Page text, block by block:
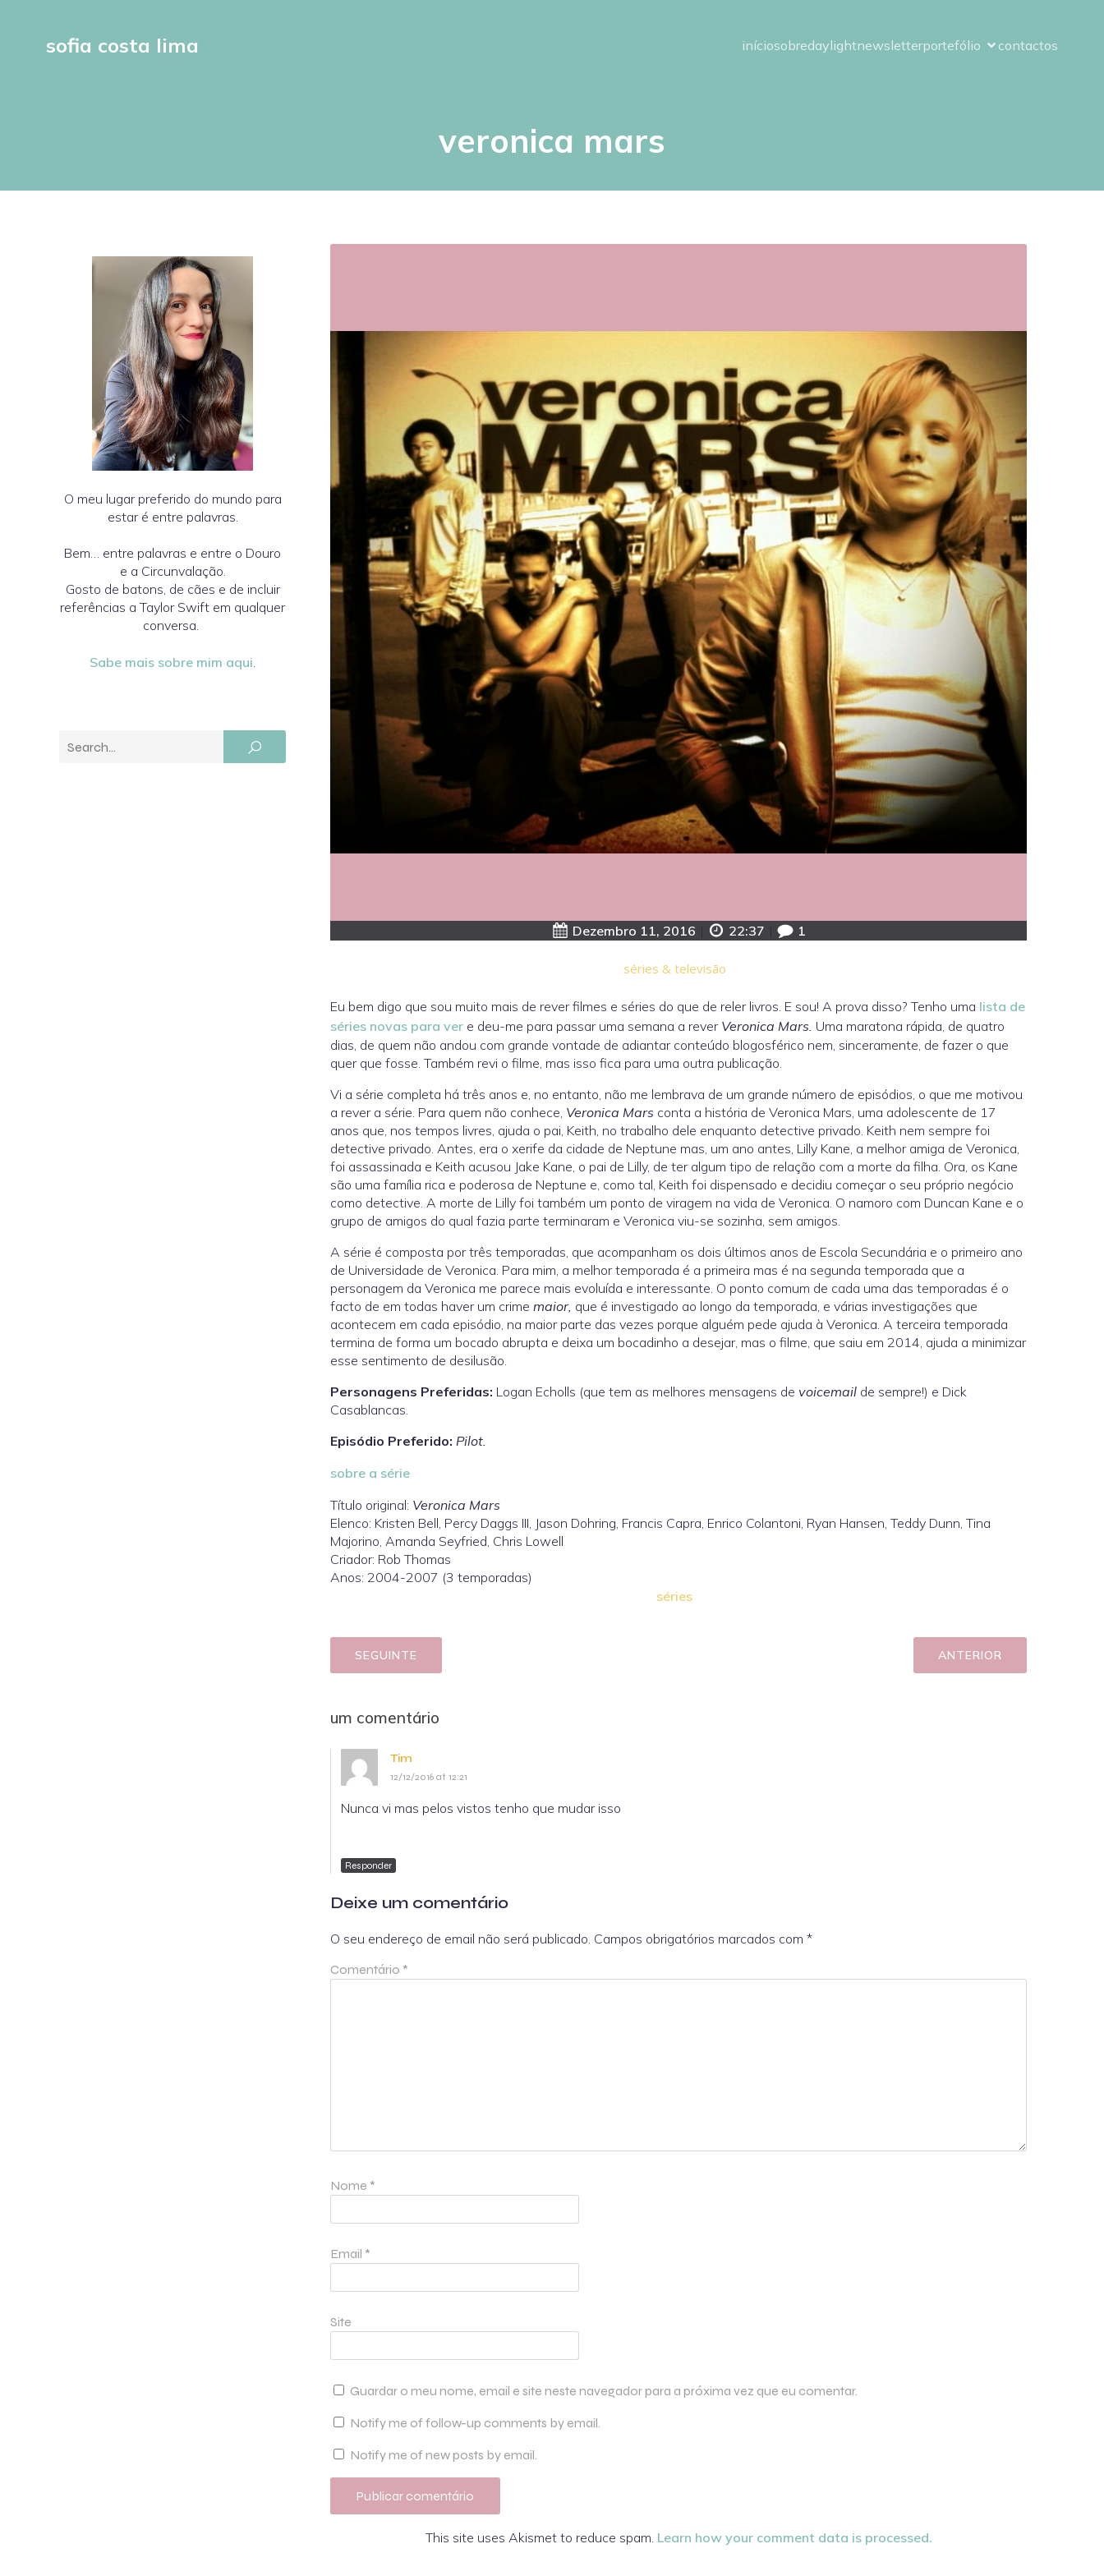
sofia costa lima iníciosobredaylightnewsletterportefólio contactos
veronica mars
O meu lugar preferido do mundo para
estar é entre palavras.
Bem… entre palavras e entre o Douro
e a Circunvalação.
Gosto de batons, de cães e de incluir
referências a Taylor Swift em qualquer
conversa.
Sabe mais sobre mim aqui.
Dezembro 11, 2016 22:37 1
séries & televisão
Eu bem digo que sou muito mais de rever filmes e séries do que de reler livros. E sou! A prova disso? Tenho uma lista de
séries novas para ver e deu-me para passar uma semana a rever Veronica Mars. Uma maratona rápida, de quatro
dias, de quem não andou com grande vontade de adiantar conteúdo blogosférico nem, sinceramente, de fazer o que
quer que fosse. Também revi o filme, mas isso fica para uma outra publicação.
Vi a série completa há três anos e, no entanto, não me lembrava de um grande número de episódios, o que me motivou
a rever a série. Para quem não conhece, Veronica Mars conta a história de Veronica Mars, uma adolescente de 17
anos que, nos tempos livres, ajuda o pai, Keith, no trabalho dele enquanto detective privado. Keith nem sempre foi
detective privado. Antes, era o xerife da cidade de Neptune mas, um ano antes, Lilly Kane, a melhor amiga de Veronica,
foi assassinada e Keith acusou Jake Kane, o pai de Lilly, de ter algum tipo de relação com a morte da filha. Ora, os Kane
são uma família rica e poderosa de Neptune e, como tal, Keith foi dispensado e decidiu começar o seu próprio negócio
como detective. A morte de Lilly foi também um ponto de viragem na vida de Veronica. O namoro com Duncan Kane e o
grupo de amigos do qual fazia parte terminaram e Veronica viu-se sozinha, sem amigos.
A série é composta por três temporadas, que acompanham os dois últimos anos de Escola Secundária e o primeiro ano
de Universidade de Veronica. Para mim, a melhor temporada é a primeira mas é na segunda temporada que a
personagem da Veronica me parece mais evoluída e interessante. O ponto comum de cada uma das temporadas é o
facto de em todas haver um crime maior, que é investigado ao longo da temporada, e várias investigações que
acontecem em cada episódio, na maior parte das vezes porque alguém pede ajuda à Veronica. A terceira temporada
termina de forma um bocado abrupta e deixa um bocadinho a desejar, mas o filme, que saiu em 2014, ajuda a minimizar
esse sentimento de desilusão.
Personagens Preferidas: Logan Echolls (que tem as melhores mensagens de voicemail de sempre!) e Dick
Casablancas.
Episódio Preferido: Pilot.
sobre a série
Título original: Veronica Mars
Elenco: Kristen Bell, Percy Daggs III, Jason Dohring, Francis Capra, Enrico Colantoni, Ryan Hansen, Teddy Dunn, Tina
Majorino, Amanda Seyfried, Chris Lowell
Criador: Rob Thomas
Anos: 2004-2007 (3 temporadas)
séries
SEGUINTE ANTERIOR
um comentário
Tim
12/12/2016 at 12:21
Nunca vi mas pelos vistos tenho que mudar isso
Responder
Deixe um comentário
O seu endereço de email não será publicado. Campos obrigatórios marcados com *
Comentário *
Nome *
Email *
Site
Guardar o meu nome, email e site neste navegador para a próxima vez que eu comentar.
Notify me of follow-up comments by email.
Notify me of new posts by email.
This site uses Akismet to reduce spam. Learn how your comment data is processed.